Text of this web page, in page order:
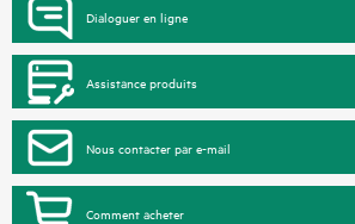
Dialoguer en ligne
Assistance produits
Nous contacter par e-mail
Comment acheter